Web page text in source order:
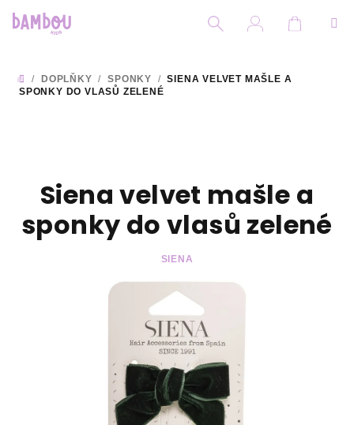
DOMŮ
/ DOPLŇKY / SPONKY / SIENA VELVET MAŠLE A
SPONKY DO VLASŮ ZELENÉ
Siena velvet mašle a
sponky do vlasů zelené
SIENA